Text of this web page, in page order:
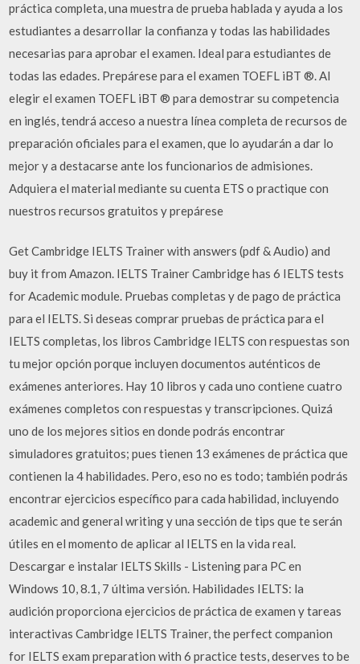
práctica completa, una muestra de prueba hablada y ayuda a los
estudiantes a desarrollar la confianza y todas las habilidades
necesarias para aprobar el examen. Ideal para estudiantes de
todas las edades. Prepárese para el examen TOEFL iBT ®. Al
elegir el examen TOEFL iBT ® para demostrar su competencia
en inglés, tendrá acceso a nuestra línea completa de recursos de
preparación oficiales para el examen, que lo ayudarán a dar lo
mejor y a destacarse ante los funcionarios de admisiones.
Adquiera el material mediante su cuenta ETS o practique con
nuestros recursos gratuitos y prepárese
Get Cambridge IELTS Trainer with answers (pdf & Audio) and
buy it from Amazon. IELTS Trainer Cambridge has 6 IELTS tests
for Academic module. Pruebas completas y de pago de práctica
para el IELTS. Si deseas comprar pruebas de práctica para el
IELTS completas, los libros Cambridge IELTS con respuestas son
tu mejor opción porque incluyen documentos auténticos de
exámenes anteriores. Hay 10 libros y cada uno contiene cuatro
exámenes completos con respuestas y transcripciones. Quizá
uno de los mejores sitios en donde podrás encontrar
simuladores gratuitos; pues tienen 13 exámenes de práctica que
contienen la 4 habilidades. Pero, eso no es todo; también podrás
encontrar ejercicios específico para cada habilidad, incluyendo
academic and general writing y una sección de tips que te serán
útiles en el momento de aplicar al IELTS en la vida real.
Descargar e instalar IELTS Skills - Listening para PC en
Windows 10, 8.1, 7 última versión. Habilidades IELTS: la
audición proporciona ejercicios de práctica de examen y tareas
interactivas Cambridge IELTS Trainer, the perfect companion
for IELTS exam preparation with 6 practice tests, deserves to be